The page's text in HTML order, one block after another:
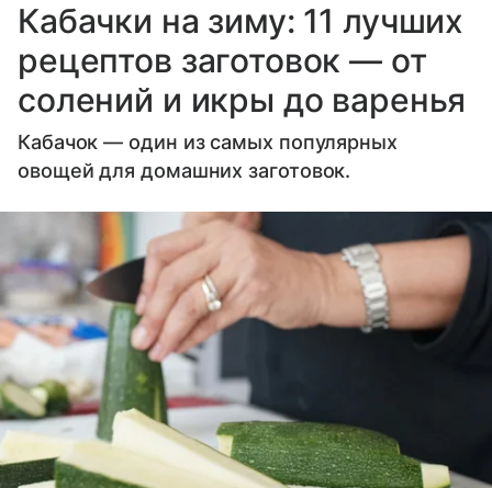
Кабачки на зиму: 11 лучших
рецептов заготовок — от
солений и икры до варенья
Кабачок — один из самых популярных
овощей для домашних заготовок.